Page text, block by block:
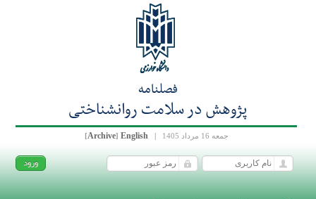
فصلنامه
پژوهش در سلامت روانشناختی
جمعه 16 مرداد 1405 |
English
[Archive ]